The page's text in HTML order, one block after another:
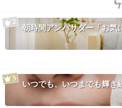
by:
朝時間アンバサダー「お気
いつでも、いつまでも輝き